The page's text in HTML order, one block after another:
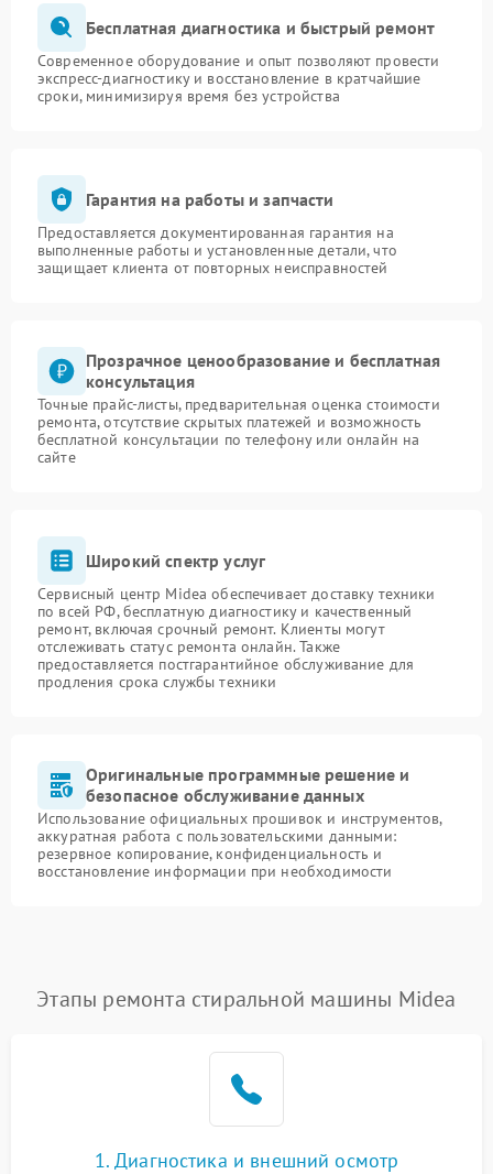
Бесплатная диагностика и быстрый ремонт
Современное оборудование и опыт позволяют провести
экспресс-диагностику и восстановление в кратчайшие
сроки, минимизируя время без устройства
Гарантия на работы и запчасти
Предоставляется документированная гарантия на
выполненные работы и установленные детали, что
защищает клиента от повторных неисправностей
Прозрачное ценообразование и бесплатная
консультация
Точные прайс-листы, предварительная оценка стоимости
ремонта, отсутствие скрытых платежей и возможность
бесплатной консультации по телефону или онлайн на
сайте
Широкий спектр услуг
Сервисный центр Midea обеспечивает доставку техники
по всей РФ, бесплатную диагностику и качественный
ремонт, включая срочный ремонт. Клиенты могут
отслеживать статус ремонта онлайн. Также
предоставляется постгарантийное обслуживание для
продления срока службы техники
Оригинальные программные решение и
безопасное обслуживание данных
Использование официальных прошивок и инструментов,
аккуратная работа с пользовательскими данными:
резервное копирование, конфиденциальность и
восстановление информации при необходимости
Этапы ремонта стиральной машины Midea
1. Диагностика и внешний осмотр